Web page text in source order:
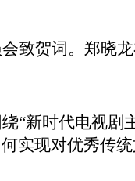
贺词。郑晓龙
新时代电视剧
实现对优秀传